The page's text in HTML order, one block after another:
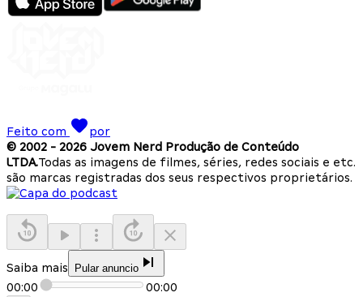
Feito com
por
© 2002 - 2026 Jovem Nerd Produção de Conteúdo
LTDA.Todas as imagens de filmes, séries, redes sociais e etc.
são marcas registradas dos seus respectivos proprietários.
Saiba mais Pular anuncio
00:00 00:00